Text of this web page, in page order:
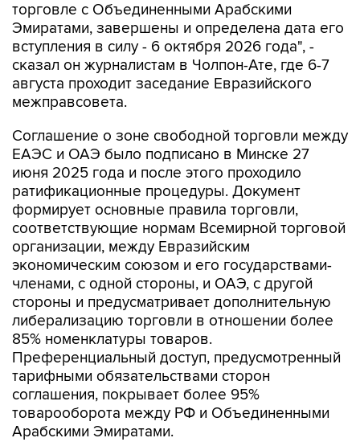
торговле с Объединенными Арабскими
Эмиратами, завершены и определена дата его
вступления в силу - 6 октября 2026 года", -
сказал он журналистам в Чолпон-Ате, где 6-7
августа проходит заседание Евразийского
межправсовета.
Соглашение о зоне свободной торговли между
ЕАЭС и ОАЭ было подписано в Минске 27
июня 2025 года и после этого проходило
ратификационные процедуры. Документ
формирует основные правила торговли,
соответствующие нормам Всемирной торговой
организации, между Евразийским
экономическим союзом и его государствами-
членами, с одной стороны, и ОАЭ, с другой
стороны и предусматривает дополнительную
либерализацию торговли в отношении более
85% номенклатуры товаров.
Преференциальный доступ, предусмотренный
тарифными обязательствами сторон
соглашения, покрывает более 95%
товарооборота между РФ и Объединенными
Арабскими Эмиратами.